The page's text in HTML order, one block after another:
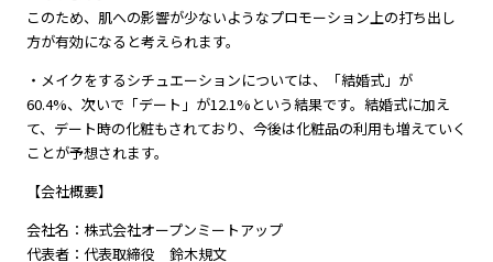
このため、肌への影響が少ないようなプロモーション上の打ち出し
方が有効になると考えられます。
・メイクをするシチュエーションについては、「結婚式」が
60.4%、次いで「デート」が12.1%という結果です。結婚式に加え
て、デート時の化粧もされており、今後は化粧品の利用も増えていく
ことが予想されます。
【会社概要】
会社名：株式会社オープンミートアップ
代表者：代表取締役 鈴木規文